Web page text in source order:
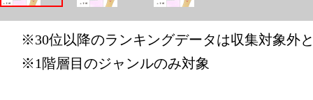
グ：26位
※30位以降のランキングデータは収集対象外
※1階層目のジャンルのみ対象